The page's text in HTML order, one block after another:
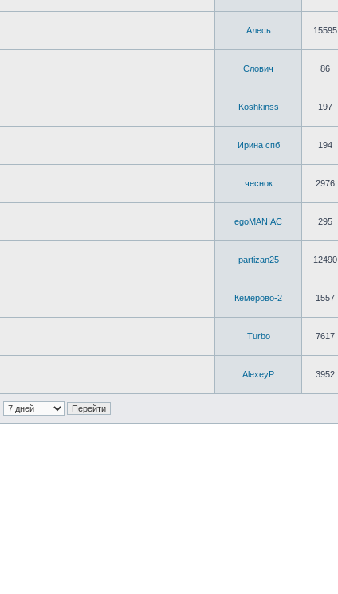
Алесь 15595
Слович 86
Koshkinss 197
Ирина спб 194
чеснок 2976
egoMANIAC 295
partizan25 12490
Кемерово-2 1557
Turbo 7617
AlexeyP 3952